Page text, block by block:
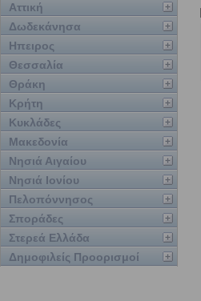
Αττική
Δωδεκάνησα
Ηπειρος
Θεσσαλία
Θράκη
Κρήτη
Κυκλάδες
Μακεδονία
Νησιά Αιγαίου
Νησιά Ιονίου
Πελοπόννησος
Σποράδες
Στερεά Ελλάδα
Δημοφιλείς Προορισμοί